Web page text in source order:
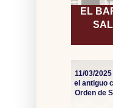
EL
11/03/
el antiguo
Orden de